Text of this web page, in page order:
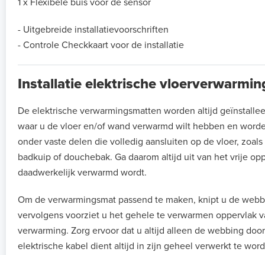
1 x Flexibele buis voor de sensor
- Uitgebreide installatievoorschriften
- Controle Checkkaart voor de installatie
Installatie elektrische
De elektrische verwarmingsmatten worden altijd
waar u de vloer en/of wand verwarmd wilt hebben en
onder vaste delen die volledig aansluiten op de vloer,
badkuip of douchebak. Ga daarom altijd uit van het vrije
daadwerkelijk verwarmd wordt.
Om de verwarmingsmat passend te maken, knipt u de
vervolgens voorziet u het gehele te verwarmen oppervlak
verwarming. Zorg ervoor dat u altijd alleen de webbing
elektrische kabel dient altijd in zijn geheel verwerkt te